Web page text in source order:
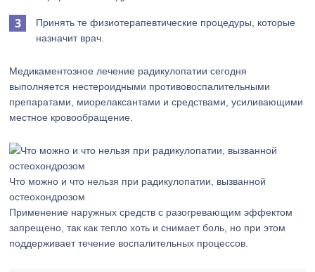
Принять те физиотерапевтические процедуры, которые
назначит врач.
Медикаментозное лечение радикулопатии сегодня
выполняется нестероидными противовоспалительными
препаратами, миорелаксантами и средствами, усиливающими
местное кровообращение.
Что можно и что нельзя при радикулопатии, вызванной
остеохондрозом
Применение наружных средств с разогревающим эффектом
запрещено, так как тепло хоть и снимает боль, но при этом
поддерживает течение воспалительных процессов.